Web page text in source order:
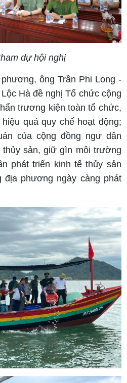
dự hội nghị
ông Trần Phi Long -
Hà đề nghị Tổ chức cộng
trương kiện toàn tổ chức,
quả quy chế hoạt động;
của cộng đồng ngư dân
sản, giữ gìn môi trường
phát triển kinh tế thủy sản
địa phương ngày càng phát